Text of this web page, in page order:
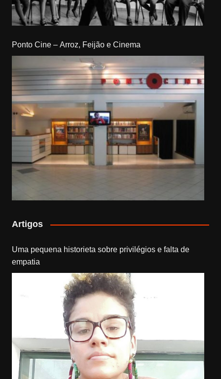
Ponto Cine – Arroz, Feijão e Cinema
Artigos
Uma pequena historieta sobre privilégios e falta de
empatia